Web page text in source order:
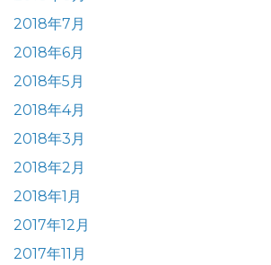
2018年7月
2018年6月
2018年5月
2018年4月
2018年3月
2018年2月
2018年1月
2017年12月
2017年11月